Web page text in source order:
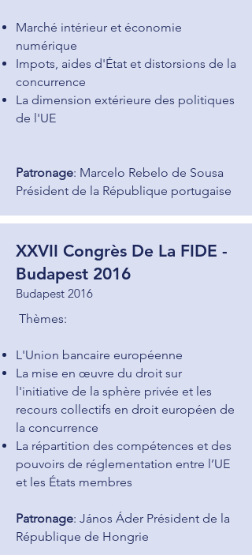
​Marché intérieur et économie
numérique
Impots, aides d'État et distorsions de la
concurrence
La dimension extérieure des politiques
de l'UE
Patronage: Marcelo Rebelo de Sousa
Président de la République portugaise
XXVII Congrès De La FIDE -
Budapest 2016
Budapest 2016
Thèmes:
L'Union bancaire européenne
La mise en œuvre du droit sur
l'initiative de la sphère privée et les
recours collectifs en droit européen de
la concurrence
La répartition des compétences et des
pouvoirs de réglementation entre l’UE
et les États membres
Patronage: János Áder Président de la
République de Hongrie